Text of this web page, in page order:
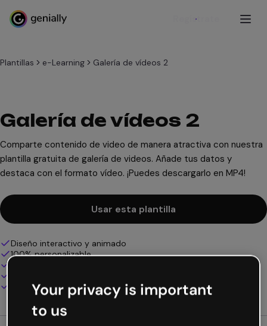
Regístrate
Plantillas e-Learning Galería de vídeos 2
Galería de vídeos 2
Comparte contenido de video de manera atractiva con nuestra
plantilla gratuita de galería de videos. Añade tus datos y
destaca con el formato vídeo. ¡Puedes descargarlo en MP4!
Usar esta plantilla
Diseño interactivo y animado
100% personalizable
Descarga en PDF, MP4 y otros formatos
Your privacy is important
to us